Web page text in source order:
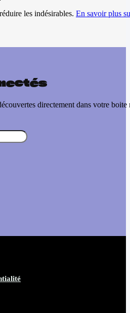
les indésirables. En savoir plus
directement dans votre boite